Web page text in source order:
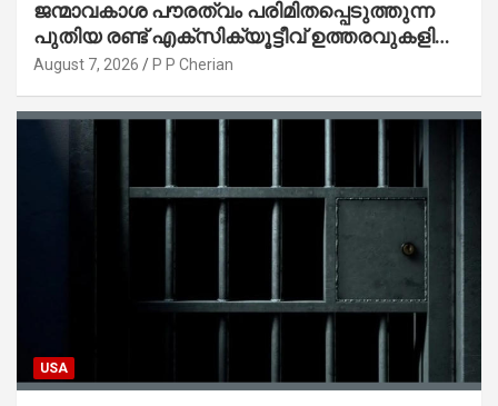
ജന്മാവകാശ പൗരത്വം പരിമിതപ്പെടുത്തുന്ന
പുതിയ രണ്ട് എക്സിക്യൂട്ടീവ് ഉത്തരവുകളിൽ
ട്രംപ് ഒപ്പുവെച്ചു
August 7, 2026 P P Cherian
USA